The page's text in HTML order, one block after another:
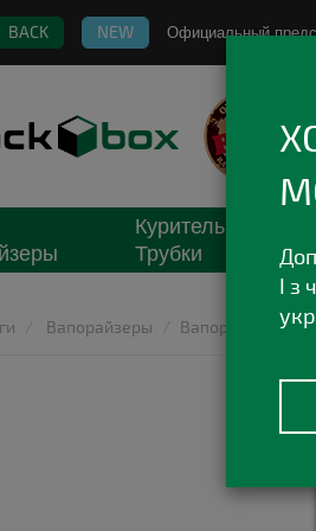
BACK NEW Официальный
Курительные
Трубки
Вапорайзеры Вапорайзер
І з